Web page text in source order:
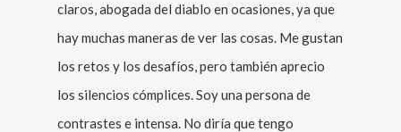
claros, abogada del diablo en ocasiones, ya que
hay muchas maneras de ver las cosas. Me gustan
los retos y los desafíos, pero también aprecio
los silencios cómplices. Soy una persona de
contrastes e intensa. No diría que tengo